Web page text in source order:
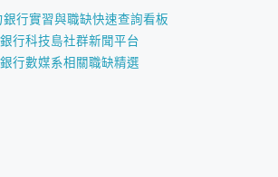
行實習與職缺快速查詢看板
行科技島社群新聞平台
行數媒系相關職缺精選